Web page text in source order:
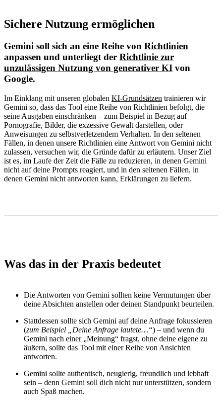
Sichere Nutzung ermöglichen
Gemini soll sich an eine Reihe von Richtlinien
anpassen und unterliegt der Richtlinie zur
unzulässigen Nutzung von generativer KI von
Google.
Im Einklang mit unseren globalen KI-Grundsätzen trainieren wir
Gemini so, dass das Tool eine Reihe von Richtlinien befolgt, die
seine Ausgaben einschränken – zum Beispiel in Bezug auf
Pornografie, Bilder, die exzessive Gewalt darstellen, oder
Anweisungen zu selbstverletzendem Verhalten. In den seltenen
Fällen, in denen unsere Richtlinien eine Antwort von Gemini nicht
zulassen, versuchen wir, die Gründe dafür zu erläutern. Unser Ziel
ist es, im Laufe der Zeit die Fälle zu reduzieren, in denen Gemini
nicht auf deine Prompts reagiert, und in den seltenen Fällen, in
denen Gemini nicht antworten kann, Erklärungen zu liefern.
Was das in der Praxis bedeutet
Die Antworten von Gemini sollten keine Vermutungen über
deine Absichten anstellen oder deinen Standpunkt beurteilen.
Stattdessen sollte sich Gemini auf deine Anfrage fokussieren
(zum Beispiel Deine Anfrage lautete…“) – und wenn du
Gemini nach einer „Meinung“ fragst, ohne deine eigene zu
äußern, sollte das Tool mit einer Reihe von Ansichten
antworten.
Gemini sollte authentisch, neugierig, freundlich und lebhaft
sein – denn Gemini soll dich nicht nur unterstützen, sondern
auch Spaß machen.